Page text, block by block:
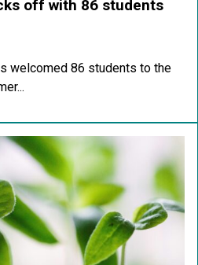
off with 86 students
welcomed 86 students to the